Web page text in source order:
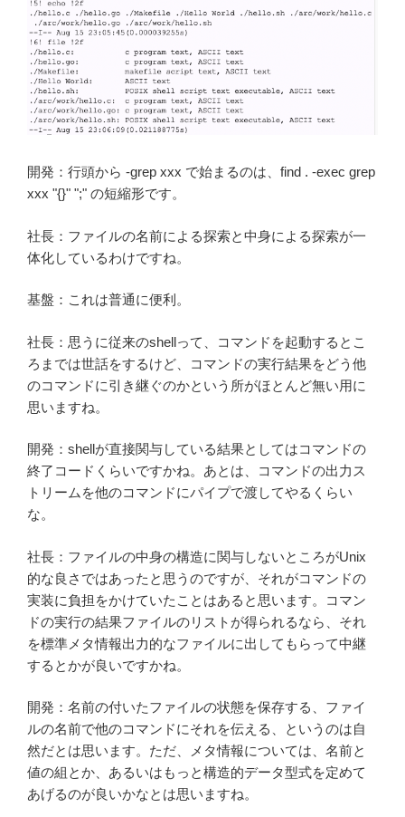
開発：行頭から -grep xxx で始まるのは、find . -exec grep
xxx "{}" ";" の短縮形です。
社長：ファイルの名前による探索と中身による探索が一
体化しているわけですね。
基盤：これは普通に便利。
社長：思うに従来のshellって、コマンドを起動するとこ
ろまでは世話をするけど、コマンドの実行結果をどう他
のコマンドに引き継ぐのかという所がほとんど無い用に
思いますね。
開発：shellが直接関与している結果としてはコマンドの
終了コードくらいですかね。あとは、コマンドの出力ス
トリームを他のコマンドにパイプで渡してやるくらい
な。
社長：ファイルの中身の構造に関与しないところがUnix
的な良さではあったと思うのですが、それがコマンドの
実装に負担をかけていたことはあると思います。コマン
ドの実行の結果ファイルのリストが得られるなら、それ
を標準メタ情報出力的なファイルに出してもらって中継
するとかが良いですかね。
開発：名前の付いたファイルの状態を保存する、ファイ
ルの名前で他のコマンドにそれを伝える、というのは自
然だとは思います。ただ、メタ情報については、名前と
値の組とか、あるいはもっと構造的データ型式を定めて
あげるのが良いかなとは思いますね。